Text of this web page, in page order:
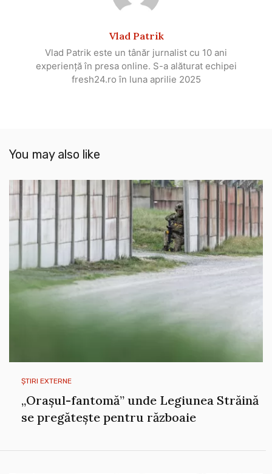
Vlad Patrik
Vlad Patrik este un tânăr jurnalist cu 10 ani
experiență în presa online. S-a alăturat echipei
fresh24.ro în luna aprilie 2025
You may also like
ȘTIRI EXTERNE
„Orașul-fantomă” unde Legiunea Străină
se pregătește pentru războaie